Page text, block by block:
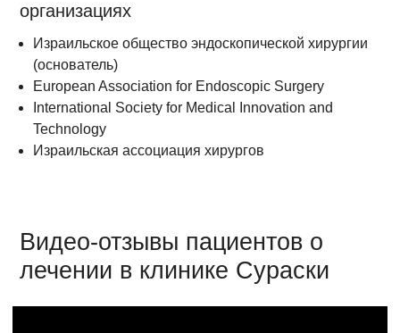
организациях
Израильское общество эндоскопической хирургии
(основатель)
European Association for Endoscopic Surgery
International Society for Medical Innovation and
Technology
Израильская ассоциация хирургов
Видео-отзывы пациентов о
лечении в клинике Сураски